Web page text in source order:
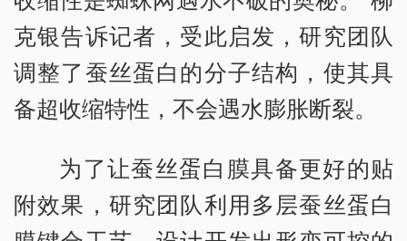
克银告诉记者，受此启发，研究团队
调整了蚕丝蛋白的分子结构，使其具
备超收缩特性，不会遇水膨胀断裂。
为了让蚕丝蛋白膜具备更好的贴
附效果，研究团队利用多层蚕丝蛋白